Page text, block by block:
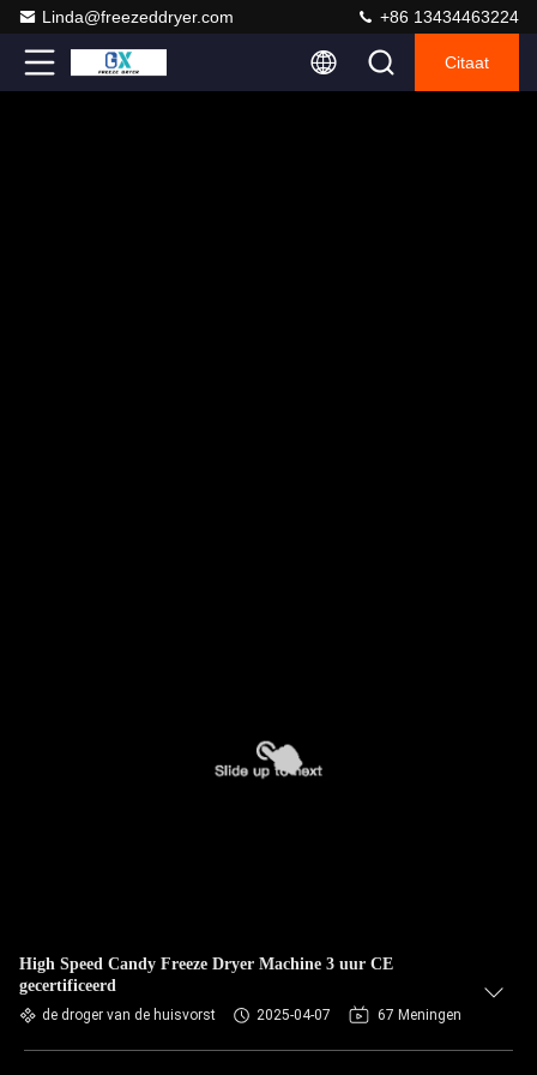
Linda@freezeddryer.com +86 13434463224
Citaat
High Speed Candy Freeze Dryer Machine 3 uur CE
gecertificeerd
de droger van de huisvorst 2025-04-07 67 Meningen